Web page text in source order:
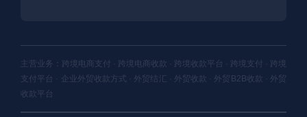
主营业务：跨境电商支付 · 跨境电商收款 · 跨境收款平台 · 跨境支付 · 跨境
支付平台 · 企业外贸收款方式 · 外贸结汇 · 外贸收款 · 外贸B2B收款 · 外贸
收款平台